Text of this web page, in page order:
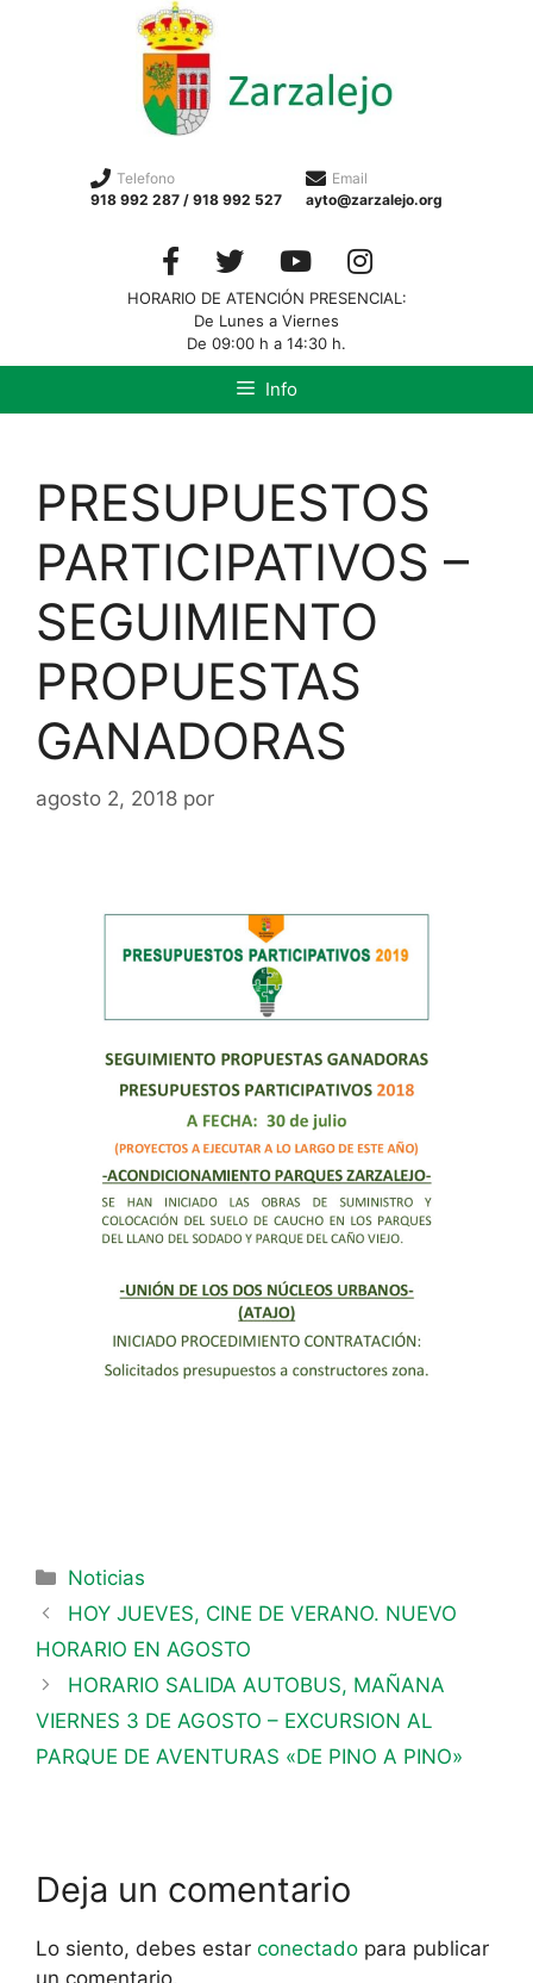
Telefono
918 992 287 / 918 992 527
Email
ayto@zarzalejo.org
HORARIO DE ATENCIÓN PRESENCIAL:
De Lunes a Viernes
De 09:00 h a 14:30 h.
Info
PRESUPUESTOS
PARTICIPATIVOS –
SEGUIMIENTO
PROPUESTAS
GANADORAS
agosto 2, 2018 por
Noticias
HOY JUEVES, CINE DE VERANO. NUEVO
HORARIO EN AGOSTO
HORARIO SALIDA AUTOBUS, MAÑANA
VIERNES 3 DE AGOSTO – EXCURSION AL
PARQUE DE AVENTURAS «DE PINO A PINO»
Deja un comentario
Lo siento, debes estar conectado para publicar
un comentario.